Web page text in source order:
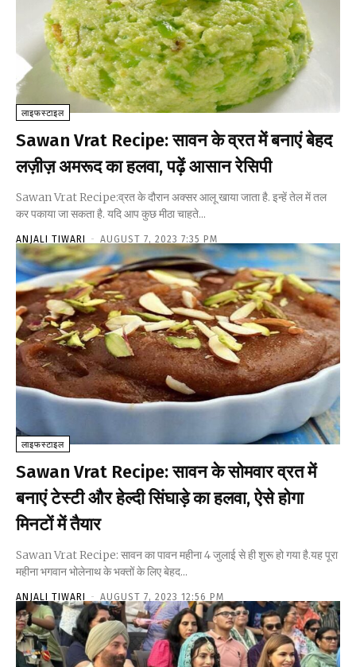
लाइफस्टाइल
Sawan Vrat Recipe: सावन के व्रत में बनाएं बेहद
लज़ीज़ अमरूद का हलवा, पढ़ें आसान रेसिपी
Sawan Vrat Recipe:व्रत के दौरान अक्सर आलू खाया जाता है. इन्हें तेल में तल
कर पकाया जा सकता है. यदि आप कुछ मीठा चाहते...
ANJALI TIWARI - AUGUST 7, 2023 7:35 PM
लाइफस्टाइल
Sawan Vrat Recipe: सावन के सोमवार व्रत में
बनाएं टेस्टी और हेल्दी सिंघाड़े का हलवा, ऐसे होगा
मिनटों में तैयार
Sawan Vrat Recipe: सावन का पावन महीना 4 जुलाई से ही शुरू हो गया है.यह पूरा
महीना भगवान भोलेनाथ के भक्तों के लिए बेहद...
ANJALI TIWARI - AUGUST 7, 2023 12:56 PM